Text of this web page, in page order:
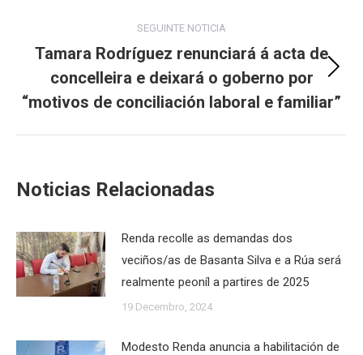
SEGUINTE NOTICIA
Next
post:
Tamara Rodríguez renunciará á acta de
concelleira e deixará o goberno por
“motivos de conciliación laboral e familiar”
Noticias Relacionadas
Renda recolle as demandas dos
veciños/as de Basanta Silva e a Rúa será
realmente peoníl a partires de 2025
19 Decembro, 2024
Modesto Renda anuncia a habilitación de